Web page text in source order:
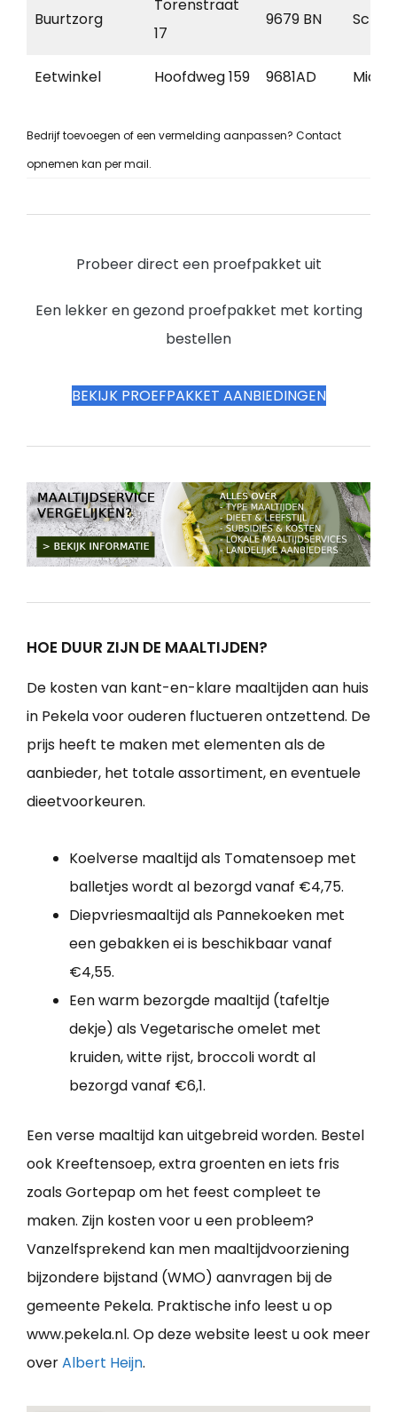
Buurtzorg
Torenstraat
17
9679 BN
Eetwinkel Hoofdweg 159 9681AD
Bedrijf toevoegen of een vermelding aanpassen? Contact
opnemen kan per mail.
Probeer direct een proefpakket uit
Een lekker en gezond proefpakket met korting
bestellen
BEKIJK PROEFPAKKET AANBIEDINGEN
HOE DUUR ZIJN DE MAALTIJDEN?
De kosten van kant-en-klare maaltijden aan huis
in Pekela voor ouderen fluctueren ontzettend. De
prijs heeft te maken met elementen als de
aanbieder, het totale assortiment, en eventuele
dieetvoorkeuren.
Koelverse maaltijd als Tomatensoep met
balletjes wordt al bezorgd vanaf €4,75.
Diepvriesmaaltijd als Pannekoeken met
een gebakken ei is beschikbaar vanaf
€4,55.
Een warm bezorgde maaltijd (tafeltje
dekje) als Vegetarische omelet met
kruiden, witte rijst, broccoli wordt al
bezorgd vanaf €6,1.
Een verse maaltijd kan uitgebreid worden. Bestel
ook Kreeftensoep, extra groenten en iets fris
zoals Gortepap om het feest compleet te
maken. Zijn kosten voor u een probleem?
Vanzelfsprekend kan men maaltijdvoorziening
bijzondere bijstand (WMO) aanvragen bij de
gemeente Pekela. Praktische info leest u op
www.pekela.nl. Op deze website leest u ook meer
overAlbert Heijn.